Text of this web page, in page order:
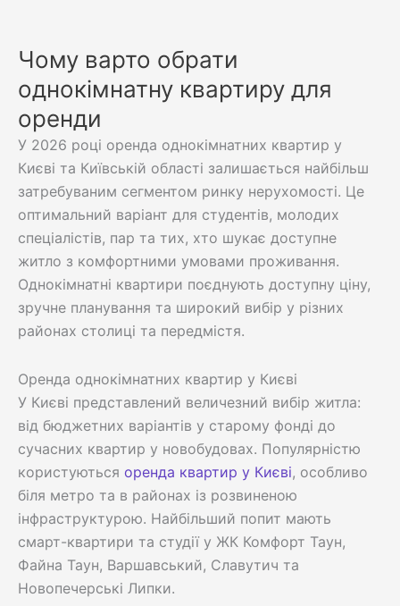
Чому варто обрати
однокімнатну квартиру для
оренди
У 2026 році оренда однокімнатних квартир у
Києві та Київській області залишається найбільш
затребуваним сегментом ринку нерухомості. Це
оптимальний варіант для студентів, молодих
спеціалістів, пар та тих, хто шукає доступне
житло з комфортними умовами проживання.
Однокімнатні квартири поєднують доступну ціну,
зручне планування та широкий вибір у різних
районах столиці та передмістя.
Оренда однокімнатних квартир у Києві
У Києві представлений величезний вибір житла:
від бюджетних варіантів у старому фонді до
сучасних квартир у новобудовах. Популярністю
користуються оренда квартир у Києві, особливо
біля метро та в районах із розвиненою
інфраструктурою. Найбільший попит мають
смарт-квартири та студії у ЖК Комфорт Таун,
Файна Таун, Варшавський, Славутич та
Новопечерські Липки.